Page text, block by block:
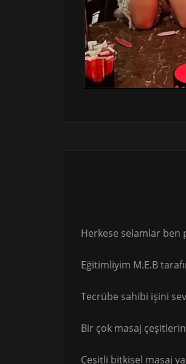
Herkese selamlar
Eğitimliyim M.E.B
Tecrübe sahibi işini
Bir çok masaj
Çeşitli bitkisel masaj